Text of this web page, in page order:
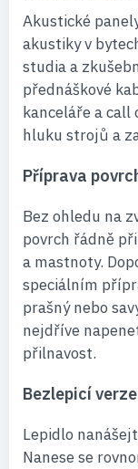
Akustické
akustiky v
studia a
přednáškové
kanceláře a
hluku strojů a
Příprava
Bez ohledu na
povrch řádně
a mastnoty.
speciálním
prašný nebo
nejdříve
přilnavost.
Bezlepicí verze
Lepidlo
Nanese se